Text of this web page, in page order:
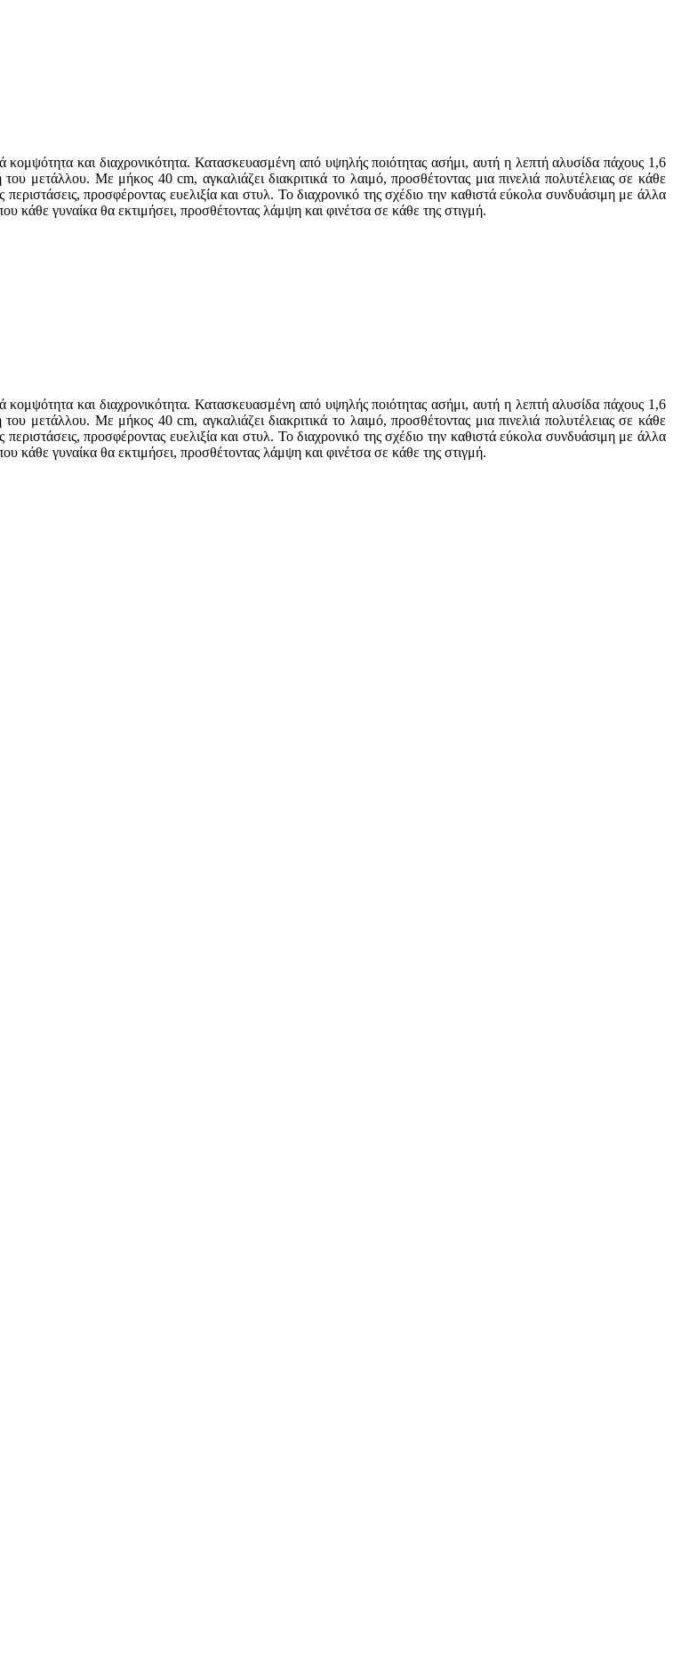
και διαχρονικότητα. Κατασκευασμένη από υψηλής ποιότητας ασήμι, αυτή η λεπτή αλυσίδα πάχους 1,6
μετάλλου. Με μήκος 40 cm, αγκαλιάζει διακριτικά το λαιμό, προσθέτοντας μια πινελιά πολυτέλειας σε κάθε
προσφέροντας ευελιξία και στυλ. Το διαχρονικό της σχέδιο την καθιστά εύκολα συνδυάσιμη με άλλα
γυναίκα θα εκτιμήσει, προσθέτοντας λάμψη και φινέτσα σε κάθε της στιγμή.
και διαχρονικότητα. Κατασκευασμένη από υψηλής ποιότητας ασήμι, αυτή η λεπτή αλυσίδα πάχους 1,6
μετάλλου. Με μήκος 40 cm, αγκαλιάζει διακριτικά το λαιμό, προσθέτοντας μια πινελιά πολυτέλειας σε κάθε
προσφέροντας ευελιξία και στυλ. Το διαχρονικό της σχέδιο την καθιστά εύκολα συνδυάσιμη με άλλα
γυναίκα θα εκτιμήσει, προσθέτοντας λάμψη και φινέτσα σε κάθε της στιγμή.